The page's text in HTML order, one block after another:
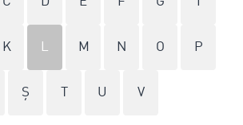
K L M N O P
Ş U V